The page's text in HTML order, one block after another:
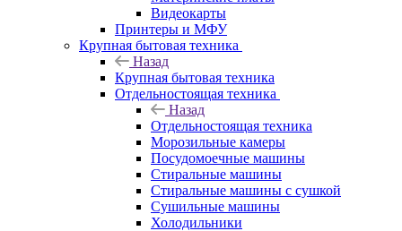
Видеокарты
Принтеры и МФУ
Крупная бытовая техника
Назад
Крупная бытовая техника
Отдельностоящая техника
Назад
Отдельностоящая техника
Морозильные камеры
Посудомоечные машины
Стиральные машины
Стиральные машины с сушкой
Сушильные машины
Холодильники